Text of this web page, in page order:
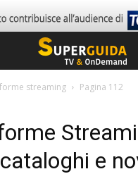
streaming Pagina 112
e